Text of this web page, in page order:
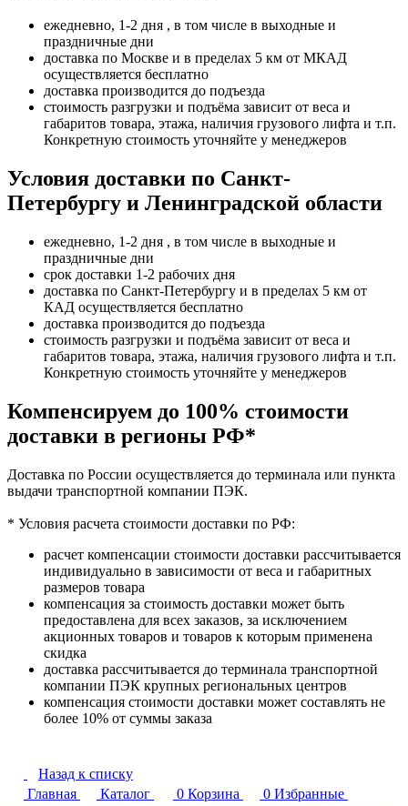
ежедневно, 1-2 дня , в том числе в выходные и
праздничные дни
доставка по Москве и в пределах 5 км от МКАД
осуществляется бесплатно
доставка производится до подъезда
стоимость разгрузки и подъёма зависит от веса и
габаритов товара, этажа, наличия грузового лифта и т.п.
Конкретную стоимость уточняйте у менеджеров
Условия доставки по Санкт-
Петербургу и Ленинградской области
ежедневно, 1-2 дня , в том числе в выходные и
праздничные дни
срок доставки 1-2 рабочих дня
доставка по Санкт-Петербургу и в пределах 5 км от
КАД осуществляется бесплатно
доставка производится до подъезда
стоимость разгрузки и подъёма зависит от веса и
габаритов товара, этажа, наличия грузового лифта и т.п.
Конкретную стоимость уточняйте у менеджеров
Компенсируем до 100% стоимости
доставки в регионы РФ*
Доставка по России осуществляется до терминала или пункта
выдачи транспортной компании ПЭК.
* Условия расчета стоимости доставки по РФ:
расчет компенсации стоимости доставки рассчитывается
индивидуально в зависимости от веса и габаритных
размеров товара
компенсация за стоимость доставки может быть
предоставлена для всех заказов, за исключением
акционных товаров и товаров к которым применена
скидка
доставка рассчитывается до терминала транспортной
компании ПЭК крупных региональных центров
компенсация стоимости доставки может составлять не
более 10% от суммы заказа
Назад к списку
Главная
Каталог 0 Корзина 0 Избранные